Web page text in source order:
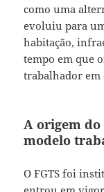
como uma
evoluiu para
habitação,
tempo em que
trabalhador em
A origem do
modelo
O FGTS foi